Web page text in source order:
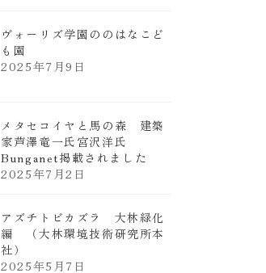
ヴォーリズ学園ののはなこど
も園
2025年7月9日
メタセコイヤと馬の森 建築
家芦澤竜一氏宮沢洋氏
Bunganet掲載されました
2025年7月2日
アズチトビカズラ 大林緑化
編 （大林環境技術研究所本
社）
2025年5月7日